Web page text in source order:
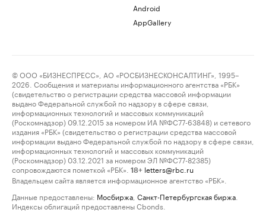
Android
AppGallery
© ООО «БИЗНЕСПРЕСС», АО «РОСБИЗНЕСКОНСАЛТИНГ», 1995–
2026. Сообщения и материалы информационного агентства «РБК»
(свидетельство о регистрации средства массовой информации
выдано Федеральной службой по надзору в сфере связи,
информационных технологий и массовых коммуникаций
(Роскомнадзор) 09.12.2015 за номером ИА №ФС77-63848) и сетевого
издания «РБК» (свидетельство о регистрации средства массовой
информации выдано Федеральной службой по надзору в сфере связи,
информационных технологий и массовых коммуникаций
(Роскомнадзор) 03.12.2021 за номером ЭЛ №ФС77-82385)
сопровождаются пометкой «РБК».
18+ letters@rbc.ru
Владельцем сайта является информационное агентство «РБК».
Данные предоставлены: Мосбиржа Санкт-Петербургская биржа
Индексы облигаций предоставлены Cbonds.